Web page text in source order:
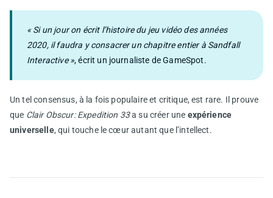
« Si un jour on écrit l’histoire du jeu vidéo des années
2020, il faudra y consacrer un chapitre entier à Sandfall
Interactive », écrit un journaliste de GameSpot.
Un tel consensus, à la fois populaire et critique, est rare. Il prouve
que Clair Obscur: Expedition 33a su créer une expérience
universelle, qui touche le cœur autant que l’intellect.